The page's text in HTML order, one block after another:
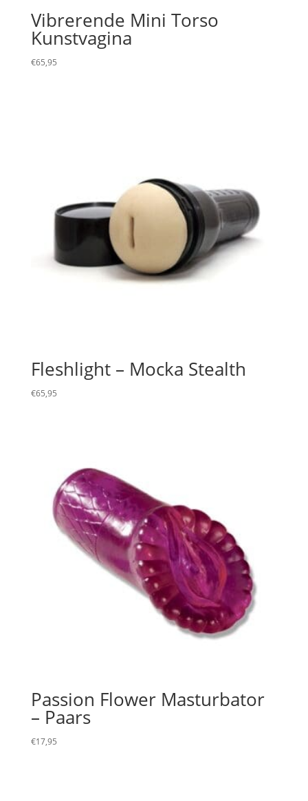
Vibrerende Mini Torso
Kunstvagina
€65,95
Fleshlight – Mocka Stealth
€65,95
Passion Flower Masturbator
– Paars
€17,95